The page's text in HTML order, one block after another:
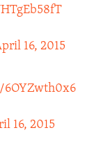
16, 2015
16, 2015